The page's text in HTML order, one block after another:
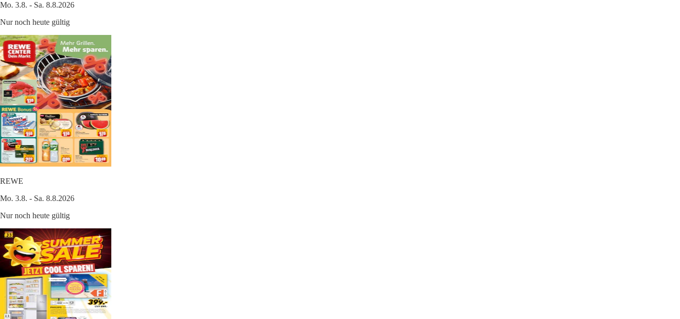
Mo. 3.8. - Sa. 8.8.2026
Nur noch heute gültig
REWE
Mo. 3.8. - Sa. 8.8.2026
Nur noch heute gültig